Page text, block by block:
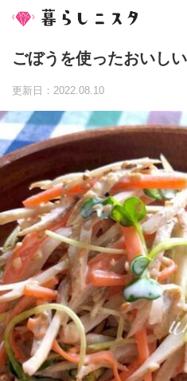
ごぼうを使ったおいし
更新日：2022.08.10